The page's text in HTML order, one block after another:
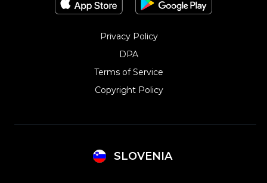
Privacy Policy
DPA
Terms of Service
Copyright Policy‎
SLOVENIA